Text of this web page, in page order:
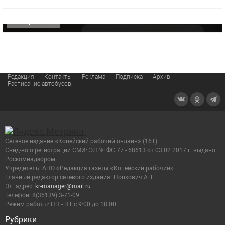
Редакция Контакты Реклама Подписка
Архив
Расписание автобусов
Рубрики
Сетевое издание «Копейский рабочий онлайн» (16+)
Cвид-во о регистрации СМИ: ЭЛ № ФС 77 - 68613 от 03.02.2017 г. выдано
Роскомнадзором
Учредитель: АНО «Редакция газеты «Копейский рабочий»
Главный редактор сетевого издания: Попкович А. Г.
Эл. адрес: kr-manager@mail.ru
Телефон: 8(35139) 3-71-09
Режим работы: ПН - ПТ с 9:00 до 18:00